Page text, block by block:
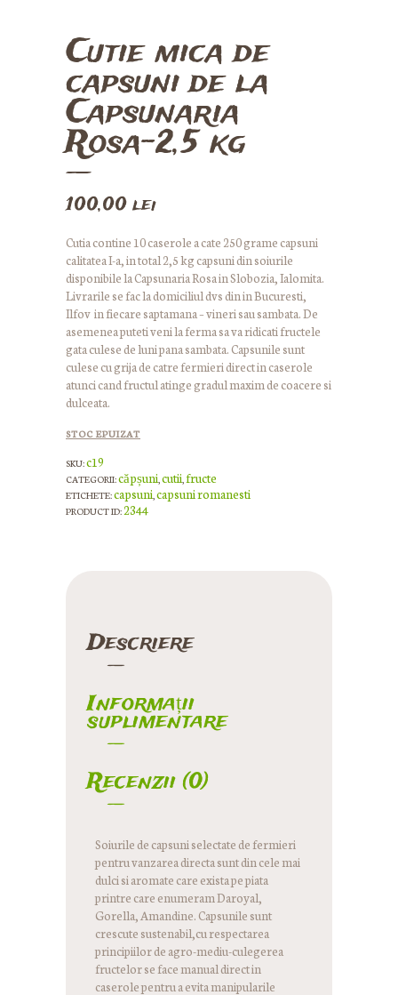
Cutie mica de
capsuni de la
Capsunaria
Rosa-2,5 kg
100,00 lei
Cutia contine 10 caserole a cate 250 grame capsuni
calitatea I-a, in total 2,5 kg capsuni din soiurile
disponibile la Capsunaria Rosa in Slobozia, Ialomita.
Livrarile se fac la domiciliul dvs din in Bucuresti,
Ilfov in fiecare saptamana – vineri sau sambata. De
asemenea puteti veni la ferma sa va ridicati fructele
gata culese de luni pana sambata. Capsunile sunt
culese cu grija de catre fermieri direct in caserole
atunci cand fructul atinge gradul maxim de coacere si
dulceata.
STOC EPUIZAT
SKU:c19
CATEGORII:căpșuni,cutii,fructe
ETICHETE:capsuni,capsuni romanesti
PRODUCT ID:2344
Descriere
Informații
suplimentare
Recenzii (0)
Soiurile de capsuni selectate de fermieri
pentru vanzarea directa sunt din cele mai
dulci si aromate care exista pe piata
printre care enumeram Daroyal,
Gorella, Amandine. Capsunile sunt
crescute sustenabil,cu respectarea
principiilor de agro-mediu-culegerea
fructelor se face manual direct in
caserole pentru a evita manipularile